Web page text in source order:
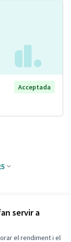
servir a
el rendiment i el
Acceptada